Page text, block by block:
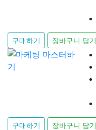
구매하기 장바구니 담기
구매하기 장바구니 담기